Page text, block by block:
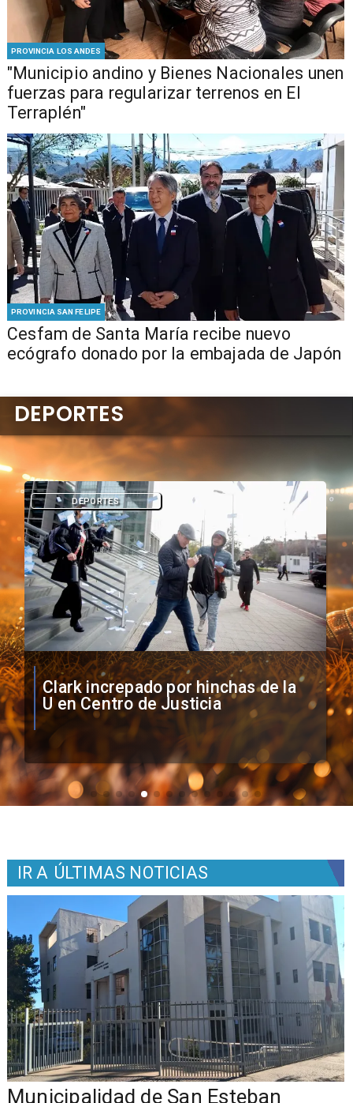
PROVINCIA LOS ANDES
"Municipio andino y Bienes Nacionales unen
fuerzas para regularizar terrenos en El
Terraplén"
PROVINCIA SAN FELIPE
Cesfam de Santa María recibe nuevo
ecógrafo donado por la embajada de Japón
Vozinha firma contrato con Colo
Colo como nuevo arquero
DEPORTES
DEPORTES
IR A ÚLTIMAS NOTICIAS
Municipalidad de San Esteban